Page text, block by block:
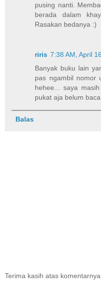
pusing nanti.
berada dalam
Rasakan bedanya :)
riris 7:38 AM, April
Banyak buku lain
pas ngambil nomor
hehee... saya
pukat aja belum baca..
Balas
Terima kasih atas